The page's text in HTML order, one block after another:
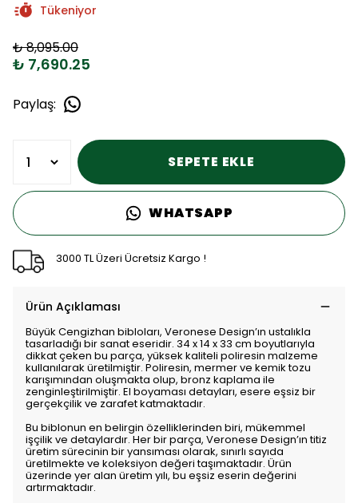
Tükeniyor
₺ 8,095.00
₺ 7,690.25
Paylaş:
SEPETE EKLE
WHATSAPP
3000 TL Üzeri Ücretsiz Kargo !
Ürün Açıklaması
Büyük Cengizhan bibloları, Veronese Design’ın ustalıkla
tasarladığı bir sanat eseridir. 34 x 14 x 33 cm boyutlarıyla
dikkat çeken bu parça, yüksek kaliteli poliresin malzeme
kullanılarak üretilmiştir. Poliresin, mermer ve kemik tozu
karışımından oluşmakta olup, bronz kaplama ile
zenginleştirilmiştir. El boyaması detayları, esere eşsiz bir
gerçekçilik ve zarafet katmaktadır.
Bu biblonun en belirgin özelliklerinden biri, mükemmel
işçilik ve detaylardır. Her bir parça, Veronese Design’ın titiz
üretim sürecinin bir yansıması olarak, sınırlı sayıda
üretilmekte ve koleksiyon değeri taşımaktadır. Ürün
üzerinde yer alan üretim yılı, bu eşsiz eserin değerini
artırmaktadır.